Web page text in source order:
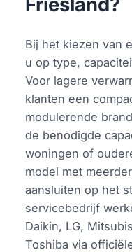
Bij het kiezen van
u op type,
Voor lagere
klanten een
modulerende
de benodigde
woningen of
model met
aansluiten op het
servicebedrijf
Daikin, LG,
Toshiba via